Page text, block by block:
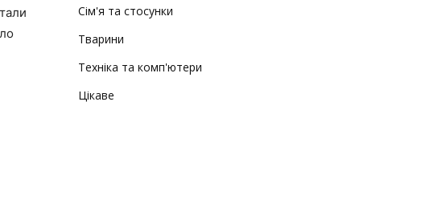
Сім'я та стосунки
Тварини
Техніка та комп'ютери
Цікаве